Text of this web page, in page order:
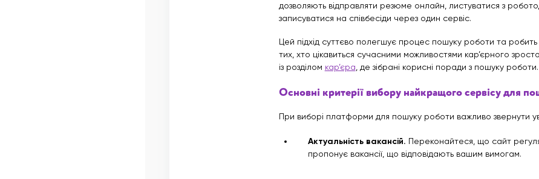
дозволяють відправляти резюме онлайн, листуватися з
записуватися на співбесіди через один сервіс.
Цей підхід суттєво полегшує процес пошуку роботи та
тих, хто цікавиться сучасними можливостями кар’єрного
із розділом кар’єра , де зібрані корисні поради з пошуку роботи.
Основні критерії вибору найкращого сервісу для
При виборі платформи для пошуку роботи важливо звернути
Актуальність вакансій. Переконайтеся, що сайт
пропонує вакансії, що відповідають вашим вимогам.